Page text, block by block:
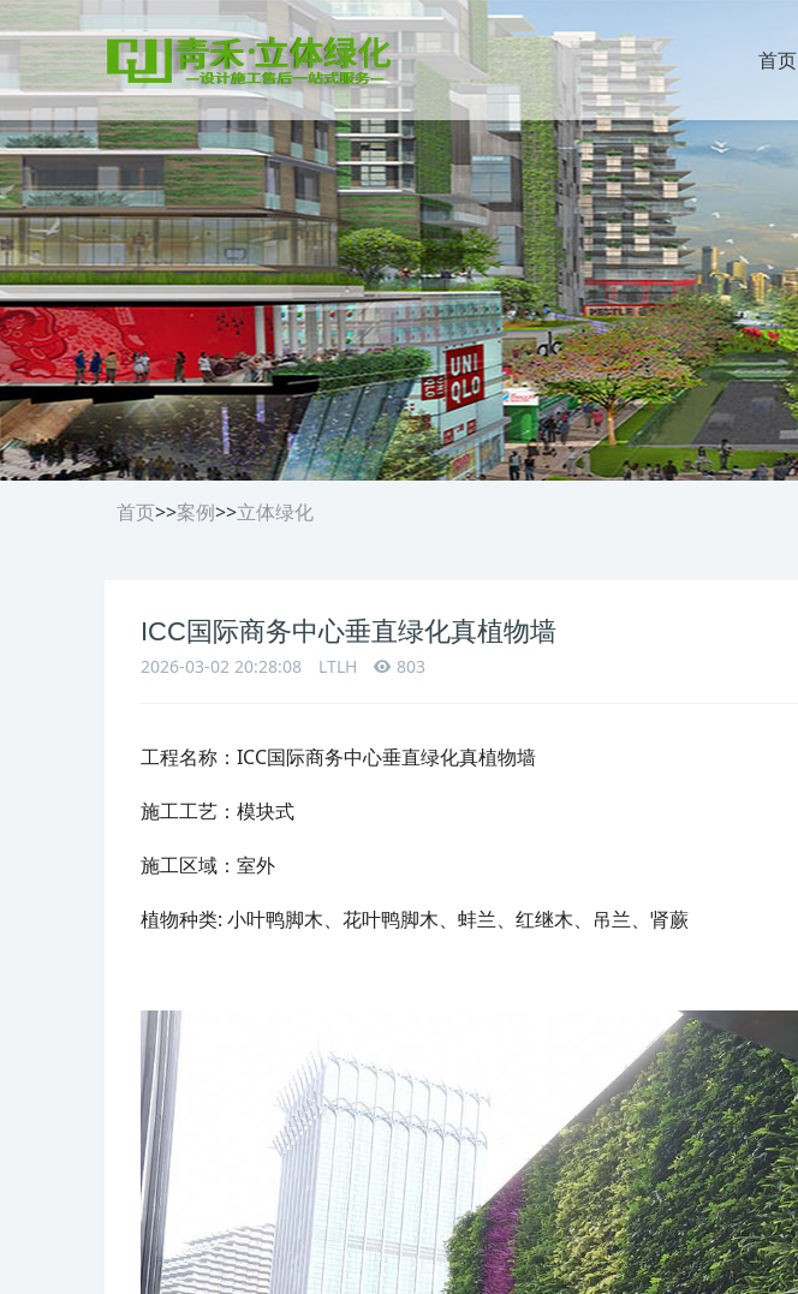
首页
首页>>案例>>立体绿化
ICC国际商务中心垂直绿化真植物墙
2026-03-02 20:28:08 LTLH 803
工程名称： ICC国际商务中心垂直绿化真植物墙
施工工艺：模块式
施工区域：室外
植物种类: 小叶鸭脚木、花叶鸭脚木、蚌兰、红继木、吊兰、肾蕨